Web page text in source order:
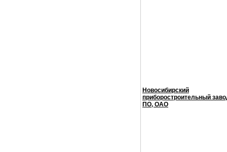
Новосибирский
приборостроительный
ПО, ОАО